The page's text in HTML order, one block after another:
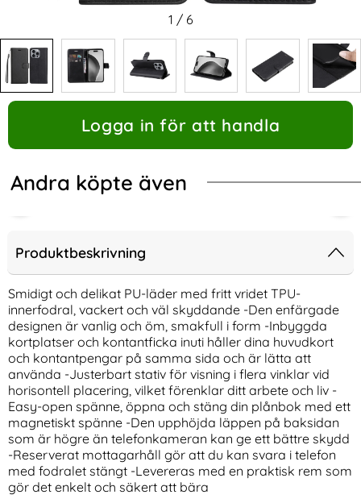
1 / 6
Logga in för att handla
Andra köpte även
I Härdat Glas
CASEME Samsung Galaxy S25
Edge Fodral Multifuntionell
Rosa
Art. nr 238519
rea pris
319 krtidigare pris
319 kr
Tillgänglighet:
I lager
Köp
Samsung Galaxy S25 Edge Fodral Multifuntionell Rosa
3-Pack iPhone 17 Pro Max
Linsskydd I Härdat Glas
Art. nr 242070
rea pris
111 kr tidigare pris
111 kr
Tillgänglighet:
Köp
3-Pack iPhone 17 Pro Max
Produktbeskrivning
Smidigt och delikat PU-läder med fritt vridet TPU-
innerfodral, vackert och väl skyddande -Den enfärgade
designen är vanlig och öm, smakfull i form -Inbyggda
kortplatser och kontantficka inuti håller dina huvudkort
och kontantpengar på samma sida och är lätta att
använda -Justerbart stativ för visning i flera vinklar vid
horisontell placering, vilket förenklar ditt arbete och liv -
Easy-open spänne, öppna och stäng din plånbok med ett
magnetiskt spänne -Den upphöjda läppen på baksidan
som är högre än telefonkameran kan ge ett bättre skydd
-Reserverat mottagarhåll gör att du kan svara i telefon
med fodralet stängt -Levereras med en praktisk rem som
gör det enkelt och säkert att bära